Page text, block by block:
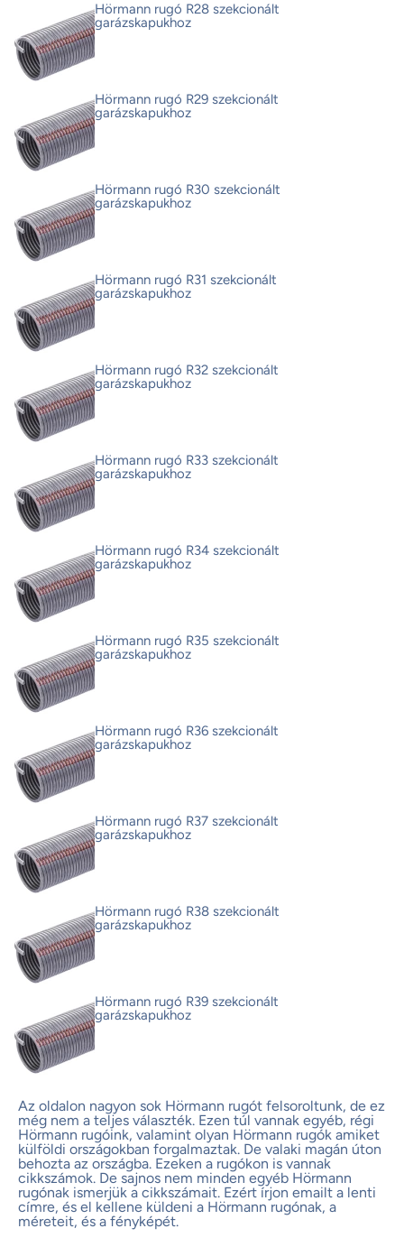
Hörmann rugó R28 szekcionált
garázskapukhoz
Hörmann rugó R29 szekcionált
garázskapukhoz
Hörmann rugó R30 szekcionált
garázskapukhoz
Hörmann rugó R31 szekcionált
garázskapukhoz
Hörmann rugó R32 szekcionált
garázskapukhoz
Hörmann rugó R33 szekcionált
garázskapukhoz
Hörmann rugó R34 szekcionált
garázskapukhoz
Hörmann rugó R35 szekcionált
garázskapukhoz
Hörmann rugó R36 szekcionált
garázskapukhoz
Hörmann rugó R37 szekcionált
garázskapukhoz
Hörmann rugó R38 szekcionált
garázskapukhoz
Hörmann rugó R39 szekcionált
garázskapukhoz
Az oldalon nagyon sok Hörmann rugót felsoroltunk, de ez
még nem a teljes választék. Ezen túl vannak egyéb, régi
Hörmann rugóink, valamint olyan Hörmann rugók amiket
külföldi országokban forgalmaztak. De valaki magán úton
behozta az országba. Ezeken a rugókon is vannak
cikkszámok. De sajnos nem minden egyéb Hörmann
rugónak ismerjük a cikkszámait. Ezért írjon emailt a lenti
címre, és el kellene küldeni a Hörmann rugónak, a
méreteit, és a fényképét.